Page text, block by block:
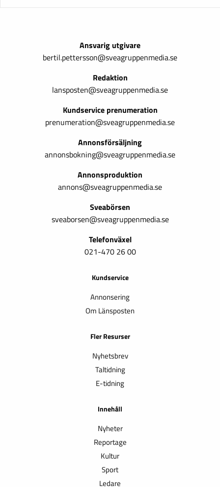
Ansvarig utgivare
bertil.pettersson@sveagruppenmedia.se
Redaktion
lansposten@sveagruppenmedia.se
Kundservice prenumeration
prenumeration@sveagruppenmedia.se
Annonsförsäljning
annonsbokning@sveagruppenmedia.se
Annonsproduktion
annons@sveagruppenmedia.se
Sveabörsen
sveaborsen@sveagruppenmedia.se
Telefonväxel
021-470 26 00
Kundservice
Annonsering
Om Länsposten
Fler Resurser
Nyhetsbrev
Taltidning
E-tidning
Innehåll
Nyheter
Reportage
Kultur
Sport
Ledare